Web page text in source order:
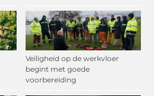
Veiligheid op de werkvloer
begint met goede
voorbereiding